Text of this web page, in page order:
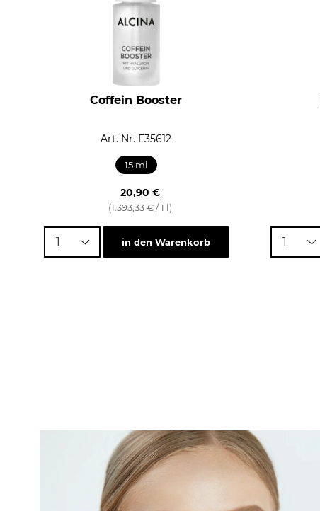
Coffein Booster
Art. Nr. F35612
15 ml
20,90 €
(1.393,33 € / 1 l)
1 in den Warenkorb 1